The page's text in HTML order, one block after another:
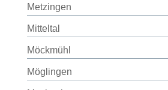
Metzingen
Mitteltal
Möckmühl
Möglingen